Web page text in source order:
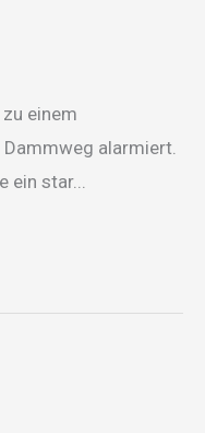
einem
alarmiert.
ein star...